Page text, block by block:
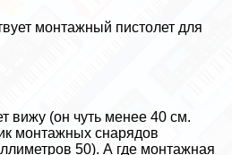
монтажный пистолет для
вижу (он чуть менее 40 см.
монтажных снарядов
50). А где монтажная